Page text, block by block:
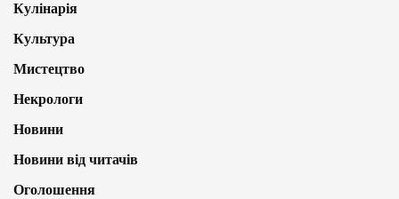
Кулінарія
Культура
Мистецтво
Некрологи
Новини
Новини від читачів
Оголошення